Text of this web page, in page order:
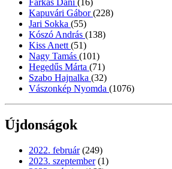
Farkas Dani (16)
Kapuvári Gábor(228)
Jari Sokka (55)
Kószó András (138)
Kiss Anett (51)
Nagy Tamás (101)
Hegedűs Márta (71)
Szabo Hajnalka (32)
Vászonkép Nyomda (1076)
Újdonságok
2022. február (249)
2023. szeptember (1)